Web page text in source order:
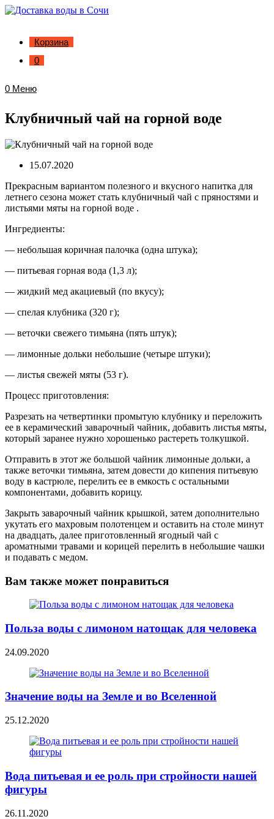
Корзина
0
0 Меню
Клубничный чай на горной воде
15.07.2020
Прекрасным вариантом полезного и вкусного напитка для
летнего сезона может стать клубничный чай с пряностями и
листьями мяты на горной воде .
Ингредиенты:
— небольшая коричная палочка (одна штука);
— питьевая горная вода (1,3 л);
— жидкий мед акациевый (по вкусу);
— спелая клубника (320 г);
— веточки свежего тимьяна (пять штук);
— лимонные дольки небольшие (четыре штуки);
— листья свежей мяты (53 г).
Процесс приготовления:
Разрезать на четвертинки промытую клубнику и переложить
ее в керамический заварочный чайник, добавить листья мяты,
который заранее нужно хорошенько растереть толкушкой.
Отправить в этот же большой чайник лимонные дольки, а
также веточки тимьяна, затем довести до кипения питьевую
воду в кастрюле, перелить ее в емкость с остальными
компонентами, добавить корицу.
Закрыть заварочный чайник крышкой, затем дополнительно
укутать его махровым полотенцем и оставить на столе минут
на двадцать, далее приготовленный ягодный чай с
ароматными травами и корицей перелить в небольшие чашки
и подавать с медом.
Вам также может понравиться
Польза воды с лимоном натощак для человека
24.09.2020
Значение воды на Земле и во Вселенной
25.12.2020
Вода питьевая и ее роль при стройности нашей
фигуры
26.11.2020